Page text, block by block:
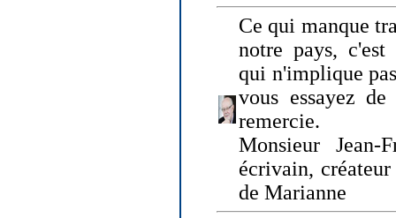
Ce qui manque
notre pays,
qui n'implique
vous essayez
remercie.
Monsieur Jean-
écrivain,
de Marianne